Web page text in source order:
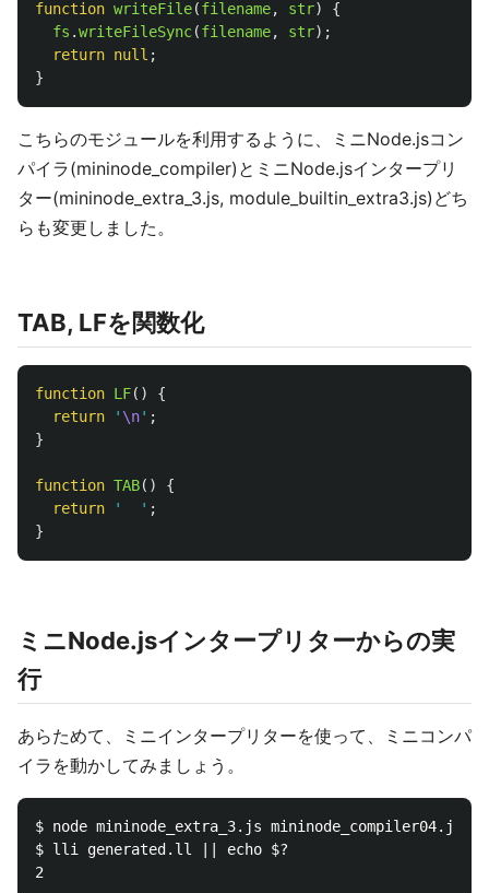
function writeFile(filename, str)
{
fs .writeFileSync(filename, str);
return null ;
}
こちらのモジュールを利用するように、ミニNode.jsコン
パイラ(mininode_compiler)とミニNode.jsインタープリ
ター(mininode_extra_3.js, module_builtin_extra3.js)どち
らも変更しました。
TAB, LFを関数化
function LF()
{
return
' \n' ;
}
function TAB()
{
return
' ' ;
}
ミニNode.jsインタープリターからの実
行
あらためて、ミニインタープリターを使って、ミニコンパ
イラを動かしてみましょう。
$ node mininode_extra_3.js mininode_compiler04.js
$ lli generated.ll || echo $?